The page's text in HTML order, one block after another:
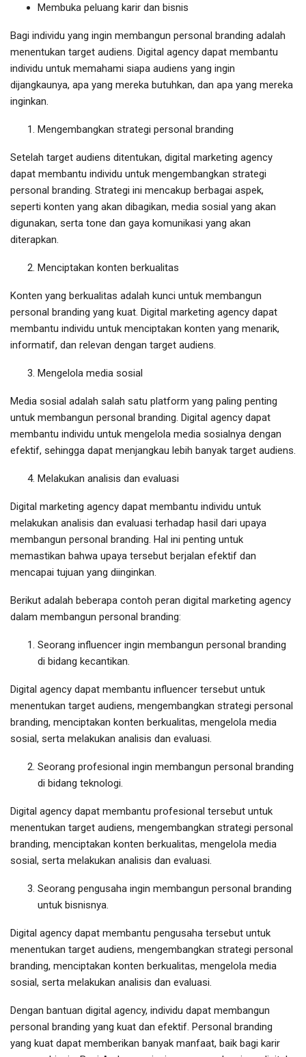
Membuka peluang karir dan bisnis
Bagi individu yang ingin membangun personal branding adalah
menentukan target audiens. Digital agency dapat membantu
individu untuk memahami siapa audiens yang ingin
dijangkaunya, apa yang mereka butuhkan, dan apa yang mereka
inginkan.
Mengembangkan strategi personal branding
Setelah target audiens ditentukan, digital marketing agency
dapat membantu individu untuk mengembangkan strategi
personal branding. Strategi ini mencakup berbagai aspek,
seperti konten yang akan dibagikan, media sosial yang akan
digunakan, serta tone dan gaya komunikasi yang akan
diterapkan.
Menciptakan konten berkualitas
Konten yang berkualitas adalah kunci untuk membangun
personal branding yang kuat. Digital marketing agency dapat
membantu individu untuk menciptakan konten yang menarik,
informatif, dan relevan dengan target audiens.
Mengelola media sosial
Media sosial adalah salah satu platform yang paling penting
untuk membangun personal branding. Digital agency dapat
membantu individu untuk mengelola media sosialnya dengan
efektif, sehingga dapat menjangkau lebih banyak target audiens.
Melakukan analisis dan evaluasi
Digital marketing agency dapat membantu individu untuk
melakukan analisis dan evaluasi terhadap hasil dari upaya
membangun personal branding. Hal ini penting untuk
memastikan bahwa upaya tersebut berjalan efektif dan
mencapai tujuan yang diinginkan.
Berikut adalah beberapa contoh peran digital marketing agency
dalam membangun personal branding:
Seorang influencer ingin membangun personal branding
di bidang kecantikan.
Digital agency dapat membantu influencer tersebut untuk
menentukan target audiens, mengembangkan strategi personal
branding, menciptakan konten berkualitas, mengelola media
sosial, serta melakukan analisis dan evaluasi.
Seorang profesional ingin membangun personal branding
di bidang teknologi.
Digital agency dapat membantu profesional tersebut untuk
menentukan target audiens, mengembangkan strategi personal
branding, menciptakan konten berkualitas, mengelola media
sosial, serta melakukan analisis dan evaluasi.
Seorang pengusaha ingin membangun personal branding
untuk bisnisnya.
Digital agency dapat membantu pengusaha tersebut untuk
menentukan target audiens, mengembangkan strategi personal
branding, menciptakan konten berkualitas, mengelola media
sosial, serta melakukan analisis dan evaluasi.
Dengan bantuan digital agency, individu dapat membangun
personal branding yang kuat dan efektif. Personal branding
yang kuat dapat memberikan banyak manfaat, baik bagi karir